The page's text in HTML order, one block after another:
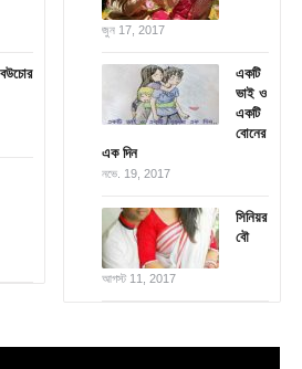
বউচোর
জুন 17, 2017
একটি
ভাই ও
একটি
বোনের
এক দিন
নভে. 19, 2017
সিনিয়র
বৌ
আগস্ট 11, 2017